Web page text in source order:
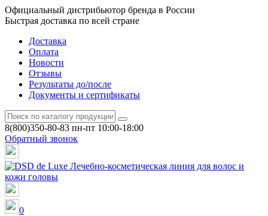
Официальный дистрибьютор бренда в России
Быстрая доставка по всей стране
Доставка
Оплата
Новости
Отзывы
Результаты до/после
Документы и сертификаты
8(800)350-80-83 пн-пт 10:00-18:00
Обратный звонок
0